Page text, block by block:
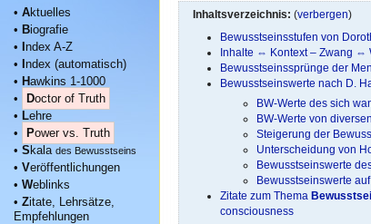
• Aktuelles
• Biografie
• ndex A-Z
• ndex (automatisch)
• Hawkins 1-1000
•
Doctor of Truth
• Lehre
•
Power vs. Truth
• S kala des Bewusstseins
• Veröffentlichungen
• Weblinks
• Zitate, Lehrsätze,
Empfehlungen
Inhaltsverzeichnis: (verbergen)
Bewusstseinsstufen von
Inhalte ⇔ Kontext – Zwang ⇔
Bewusstseinssprünge der
Bewusstseinswerte nach D.
BW-Werte des sich
BW-Werte von
Steigerung der
Unterscheidung von
Bewusstseinswerte
Bewusstseinswerte
Zitate zum Thema
consciousness